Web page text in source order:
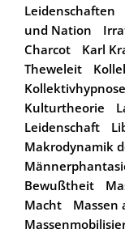
Leidenschaften
und Nation
Charcot
Karl
Theweleit
Kollektivhypnose
Kulturtheorie
Leidenschaft
Makrodynamik
Bewußtheit
Macht
Massen